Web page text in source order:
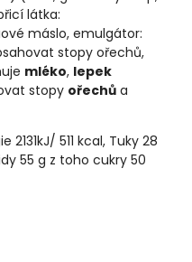
látka:
máslo, emulgátor:
stopy ořechů,
mléko, lepek
stopy ořechů a
2131kJ/ 511 kcal, Tuky 28
55 g z toho cukry 50